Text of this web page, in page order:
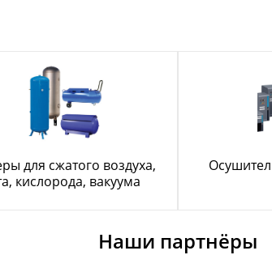
для сжатого воздуха,
кислорода, вакуума
Наши партнёры